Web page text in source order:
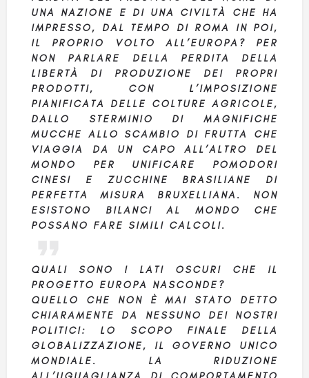
UNA NAZIONE E DI UNA CIVILTÀ CHE HA
IMPRESSO, DAL TEMPO DI ROMA IN POI,
IL PROPRIO VOLTO ALL’EUROPA? PER
NON PARLARE DELLA PERDITA DELLA
LIBERTÀ DI PRODUZIONE DEI PROPRI
PRODOTTI, CON L’IMPOSIZIONE
PIANIFICATA DELLE COLTURE AGRICOLE,
DALLO STERMINIO DI MAGNIFICHE
MUCCHE ALLO SCAMBIO DI FRUTTA CHE
VIAGGIA DA UN CAPO ALL’ALTRO DEL
MONDO PER UNIFICARE POMODORI
CINESI E ZUCCHINE BRASILIANE DI
PERFETTA MISURA BRUXELLIANA. NON
ESISTONO BILANCI AL MONDO CHE
POSSANO FARE SIMILI CALCOLI.
QUALI SONO I LATI OSCURI CHE IL
PROGETTO EUROPA NASCONDE?
QUELLO CHE NON È MAI STATO DETTO
CHIARAMENTE DA NESSUNO DEI NOSTRI
POLITICI: LO SCOPO FINALE DELLA
GLOBALIZZAZIONE, IL GOVERNO UNICO
MONDIALE. LA RIDUZIONE